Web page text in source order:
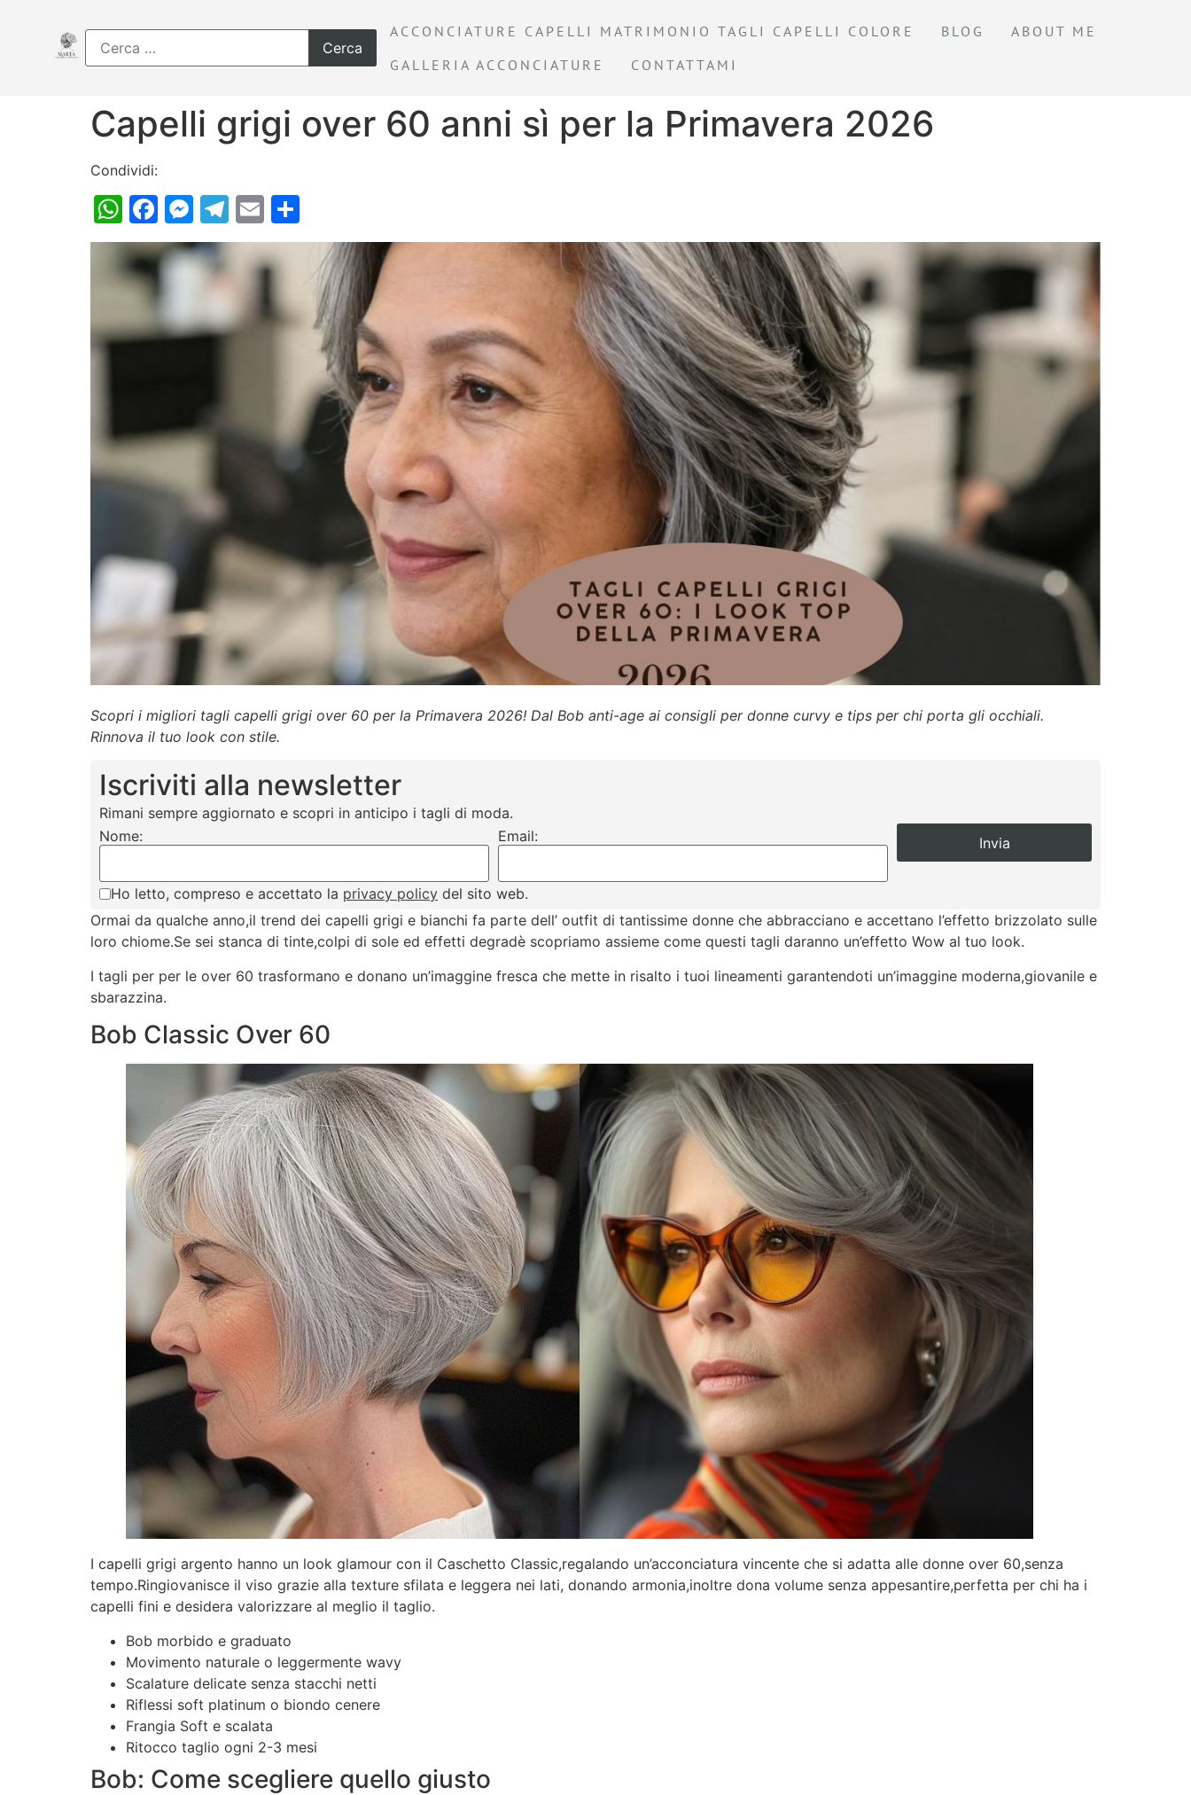
ACCONCIATURE CAPELLI MATRIMONIO TAGLI CAPELLI COLORE BLOG
ABOUT ME
GALLERIA ACCONCIATURE
CONTATTAMI
Capelli grigi over 60 anni sì per la Primavera 2026
Condividi:
WhatsApp
Facebook
Messenger
Telegram
Email
Scopri i migliori tagli capelli grigi over 60 per la Primavera 2026! Dal Bob anti-age ai consigli per donne curvy e tips per chi porta gli occhiali.
Rinnova il tuo look con stile.
Iscriviti alla newsletter
Rimani sempre aggiornato e scopri in anticipo i tagli di moda.
Nome:
Email:
Ho letto, compreso e accettato la privacy policy del sito web.
Ormai da qualche anno,il trend dei capelli grigi e bianchi fa parte dell’ outfit di tantissime donne che abbracciano e accettano l’effetto brizzolato sulle
loro chiome.Se sei stanca di tinte,colpi di sole ed effetti degradè scopriamo assieme come questi tagli daranno un’effetto Wow al tuo look.
I tagli per per le over 60 trasformano e donano un’imaggine fresca che mette in risalto i tuoi lineamenti garantendoti un’imaggine moderna,giovanile e
sbarazzina.
Bob Classic Over 60
I capelli grigi argento hanno un look glamour con il Caschetto Classic,regalando un’acconciatura vincente che si adatta alle donne over 60,senza
tempo.Ringiovanisce il viso grazie alla texture sfilata e leggera nei lati, donando armonia,inoltre dona volume senza appesantire,perfetta per chi ha i
capelli fini e desidera valorizzare al meglio il taglio.
Bob morbido e graduato
Movimento naturale o leggermente wavy
Scalature delicate senza stacchi netti
Riflessi soft platinum o biondo cenere
Frangia Soft e scalata
Ritocco taglio ogni 2-3 mesi
Bob: Come scegliere quello giusto